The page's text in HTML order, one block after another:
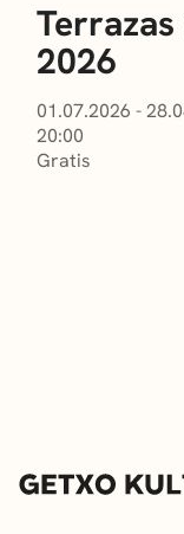
2026
01.07.2026 -
20:00
Gratis